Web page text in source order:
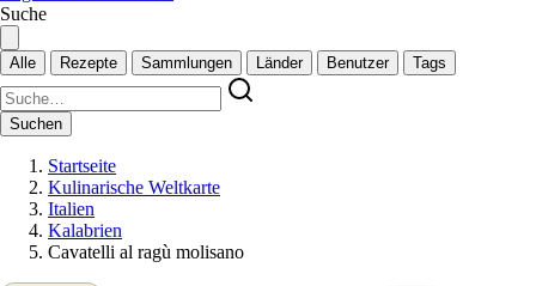
Suche
Alle Rezepte Sammlungen Länder Benutzer Tags
Suchen
Startseite
Kulinarische Weltkarte
Italien
Kalabrien
Cavatelli al ragù molisano